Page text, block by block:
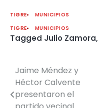
TIGRE
MUNICIPIOS
TIGRE
MUNICIPIOS
Tagged Julio Zamora,
Navegación
de
Jaime Méndez y
Héctor Calvente
presentaron el